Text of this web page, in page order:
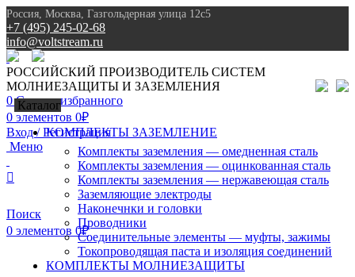
Россия, Москва, Газгольдерная улица 12с5
+7 (495) 245-02-68
info@voltstream.ru
8 (495) 245-02-68
РОССИЙСКИЙ ПРОИЗВОДИТЕЛЬ СИСТЕМ
МОЛНИЕЗАЩИТЫ И ЗАЗЕМЛЕНИЯ
0Список избранного
0 элементов 0₽
Вход / Регистрация
Меню
Поиск
0 элементов 0₽
Каталог
КОМПЛЕКТЫ ЗАЗЕМЛЕНИЕ
Комплекты заземления — омедненная сталь
Комплекты заземления — оцинкованная сталь
Комплекты заземления — нержавеющая сталь
Заземляющие электроды
Наконечнки и головки
Проводники
Соединительные элементы — муфты, зажимы
Токопроводящая паста и изоляция соединений
КОМПЛЕКТЫ МОЛНИЕЗАЩИТЫ